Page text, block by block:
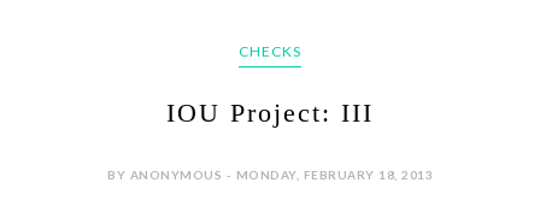
CHECKS
IOU Project: III
BY ANONYMOUS - MONDAY, FEBRUARY 18, 2013